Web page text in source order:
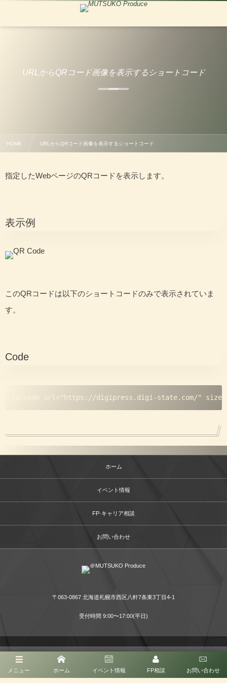
URLからQRコード画像を表示するショートコード
HOME URLからQRコード画像を表示するショートコード
指定したWebページのQRコードを表示します。
表示例
このQRコードは以下のショートコードのみで表示されていま
す。
Code
[qrcode url="https://digipress.digi-state.com/"
メニュー ホーム イベント情報 FP相談 お問い合わせ
ホーム
イベント情報
FP·キャリア相談
お問い合わせ
〒063-0867 北海道札幌市西区八軒7条東3丁目4-1
受付時間 9:00〜17:00(平日)
＠MUTSUKO Produce